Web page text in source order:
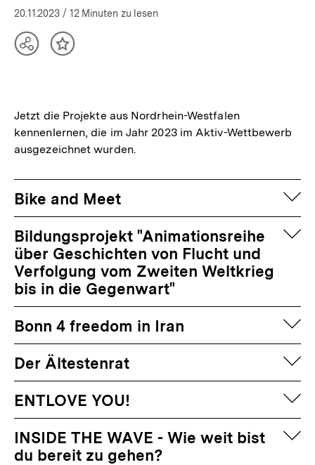
20.11.2023 / 12 Minuten zu lesen
TeilenInhalt
Jetzt die Projekte aus Nordrhein-Westfalen
kennenlernen, die im Jahr 2023 im Aktiv-Wettbewerb
ausgezeichnet wurden.
Bike and Meet
Bildungsprojekt "Animationsreihe
über Geschichten von Flucht und
Verfolgung vom Zweiten Weltkrieg
bis in die Gegenwart"
Bonn 4 freedom in Iran
Der Ältestenrat
ENTLOVE YOU!
INSIDE THE WAVE - Wie weit bist
du bereit zu gehen?